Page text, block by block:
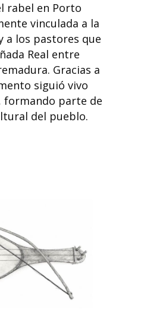
rabel en Porto
vinculada a la
a los pastores que
Real entre
Gracias a
siguió vivo
formando parte de
del pueblo.